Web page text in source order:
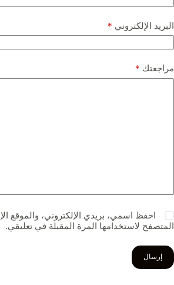
البريد الإلكتروني *
مراجعتك *
احفظ اسمي، بريدي الإلكتروني، والموقع
المتصفح لاستخدامها المرة المقبلة في تعليقي.
إرسال